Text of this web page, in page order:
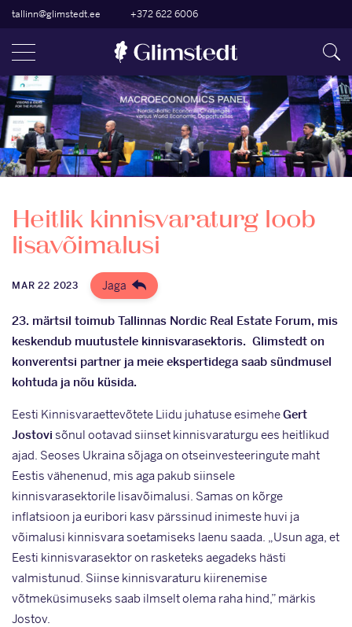
tallinn@glimstedt.ee +372 622 6006
Heitlik kinnisvaraturg loob
lisavõimalusi
MAR 22 2023 Jaga
23. märtsil toimub Tallinnas Nordic Real Estate Forum, mis
keskendub muutustele kinnisvarasektoris. Glimstedt on
konverentsi partner ja meie ekspertidega saab sündmusel
kohtuda ja nõu küsida.
Eesti Kinnisvaraettevõtete Liidu juhatuse esimeheGert
Jostovi sõnul ootavad siinset kinnisvaraturgu ees heitlikud
ajad. Seoses Ukraina sõjaga on otseinvesteeringute maht
Eestis vähenenud, mis aga pakub siinsele
kinnisvarasektorile lisavõimalusi. Samas on kõrge
inflatsioon ja euribori kasv pärssinud inimeste huvi ja
võimalusi kinnisvara soetamiseks laenu saada. „Usun aga, et
Eesti kinnisvarasektor on rasketeks aegadeks hästi
valmistunud. Siinse kinnisvaraturu kiirenemise
võtmeküsimuseks saab ilmselt olema raha hind,” märkis
Jostov.